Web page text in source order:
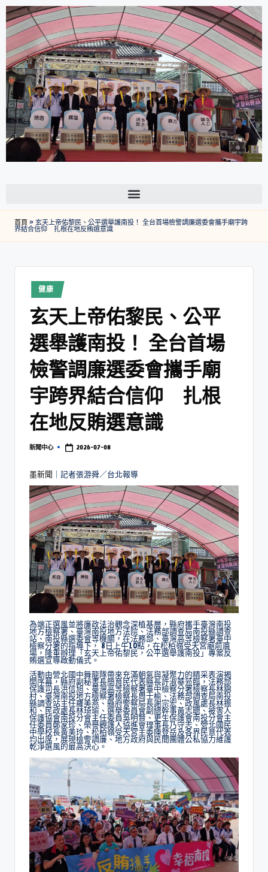
首頁»玄天上帝佑黎民、公平選舉護南投！ 全台首場檢警調廉選委會攜手廟宇跨
界結合信仰 扎根在地反賄選意識
健康
玄天上帝佑黎民、公平
選舉護南投！ 全台首場
檢警調廉選委會攜手廟
宇跨界結合信仰 扎根
在地反賄選意識
新聞中心 2026-07-08
墨新聞 ｜記者張游舜／台北報導
為端正選風並將廉政法治觀念深植基層，縣府攜手臺灣南投
地方檢察署、臺灣南投地方法院、法務部調查局南投縣調查
站、南投縣選委會等機關，在法務部、臺灣高等檢察署臺中
檢察分署的指導下， 8日上午10點，在松柏嶺受天宮廟前廣
場，隆重辦理「玄天上帝佑黎民，公平選舉護南投」專案反
賄選宣導啟動儀式。
活動由營北國中舞龍隊帶來充滿朝氣與凝聚力的精采表演揭
開序幕，縣府副秘書長簡育民代表縣長許淑華蒞臨，法務部
保護司長洪信旭、臺灣高等檢察署臺中檢察分署檢察長林錦
村、臺灣南投地方檢察署檢察長周士榆、法務部調查局南投
縣調查站主任羅美燕、縣府警察局長謝宗宏、政風處長林振
和、民政處長林琦瑜、選舉委員會副總幹事黃志聰、被害人
保護協會南投分會主任委員吳明賢、更生保護會南投分會主
任委員鄭家珍、榮譽觀護人協進會理事長乃守志、營北國民
中學校長黃美玲、松柏嶺受天宮主委陳登岳及各界民意代表
均出席，展現檢警調廉、地方政府與民間團體公私協力維護
乾淨選風的最高決心。